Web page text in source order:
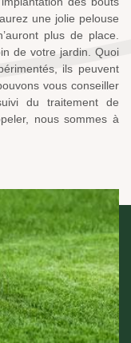
une jolie pelouse
plus de place.
de votre jardin. Quoi
ils peuvent
vous conseiller
du traitement de
nous sommes à